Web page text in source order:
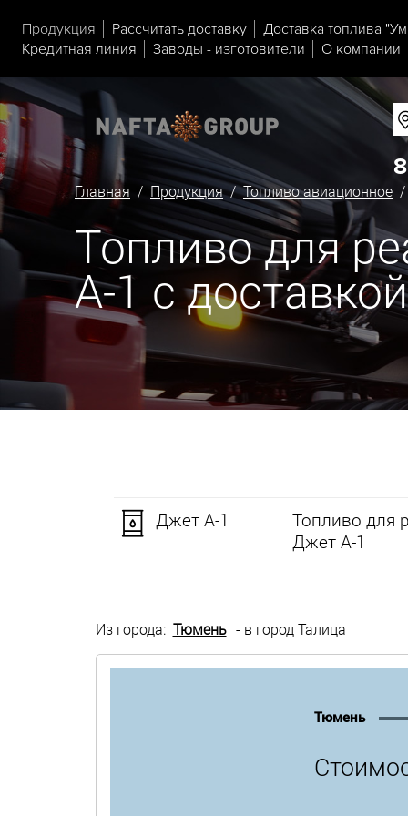
Продукция Рассчитать доставку Доставка топлива
Кредитная линия
Заводы - изготовители О компании
Главная / Продукция/Топливо авиационное /
Топливо для
А-1 с
Джет А-1
Топливо для
Джет А-1
Из города: Тюмень - в город Талица
Тюмень